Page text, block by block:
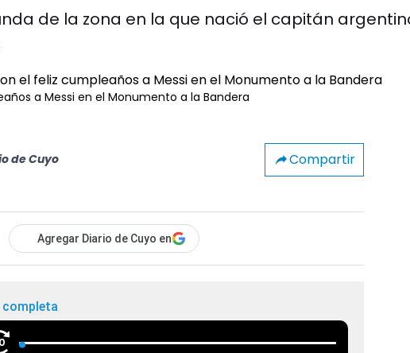
de la zona en la que nació el capitán
a Messi en el Monumento a la Bandera
de Cuyo Compartir
Agregar Diario de Cuyo en